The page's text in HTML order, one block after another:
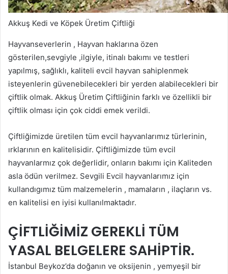
Akkuş Kedi ve Köpek Üretim Çiftliği
Hayvanseverlerin , Hayvan haklarına özen
gösterilen,sevgiyle ,ilgiyle, itinalı bakımı ve testleri
yapılmış, sağlıklı, kaliteli evcil hayvan sahiplenmek
isteyenlerin güvenebilecekleri bir yerden alabilecekleri bir
çiftlik olmak. Akkuş Üretim Çiftliğinin farklı ve özellikli bir
çiftlik olması için çok ciddi emek verildi.
Çiftliğimizde üretilen tüm evcil hayvanlarımız türlerinin,
ırklarının en kalitelisidir. Çiftliğimizde tüm evcil
hayvanlarmız çok değerlidir, onların bakımı için Kaliteden
asla ödün verilmez. Sevgili Evcil hayvanlarımız için
kullandıgımız tüm malzemelerin , mamaların , ilaçların vs.
en kalitelisi en iyisi kullanılmaktadır.
ÇİFTLİĞİMİZ GEREKLİ TÜM
YASAL BELGELERE SAHİPTİR.
İstanbul Beykoz’da doğanın ve oksijenin , yemyeşil bir